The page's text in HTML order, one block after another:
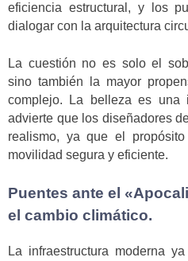
eficiencia estructural, y los
dialogar con la arquitectura
La cuestión no es solo el
sino también la mayor
complejo. La belleza es una
advierte que los diseñadores
realismo, ya que el
movilidad segura y eficiente.
Puentes ante el
el cambio climático.
La infraestructura moderna